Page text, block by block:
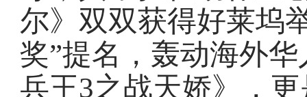
尔》双双获得好莱坞
奖”提名，轰动海外
兵王3之战天娇》，